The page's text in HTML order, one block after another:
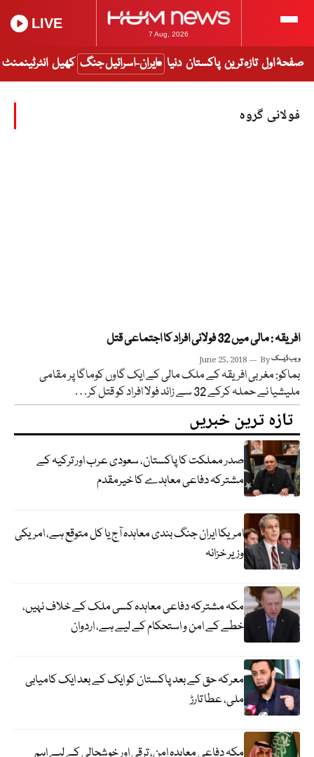
7 Aug, 2026
LIVE
صفحۂ اول تازہ ترین پاکستان دنیا ایران-اسرائیل جنگ کھیل انٹرٹینمنٹ
فولانی گروہ
افریقہ : مالی میں 32 فولانی افراد کا اجتماعی قتل
June 25, 2018 Byویب ڈیسک
بماکو: مغربی افریقہ کے ملک مالی کے ایک گاوں کوماگا پر مقامی
ملیشیا نے حملہ کرکے 32 سے زائد فولا افراد کو قتل کر…
تازہ ترین خبریں
صدر مملکت کا پاکستان، سعودی عرب اور ترکیہ کے
مشترکہ دفاعی معاہدے کا خیرمقدم
امریکا ایران جنگ بندی معاہدہ آج یا کل متوقع ہے، امریکی
وزیر خزانہ
مکہ مشترکہ دفاعی معاہدہ کسی ملک کے خلاف نہیں،
خطے کے امن و استحکام کے لیے ہے، اردوان
معرکہ حق کے بعد پاکستان کو ایک کے بعد ایک کامیابی
ملی، عطا تارڑ
مکہ دفاعی معاہدہ امن، ترقی اور خوشحالی کے لیے اہم